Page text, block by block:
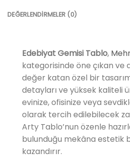
DEĞERLENDIRMELER (0)
Edebiyat Gemisi Tablo,
kategorisinde öne çıkan ve
değer katan özel bir
detayları ve yüksek kaliteli
evinize, ofisinize veya
olarak tercih edilebilecek
Arty Tablo’nun özenle
bulunduğu mekâna estetik
kazandırır.